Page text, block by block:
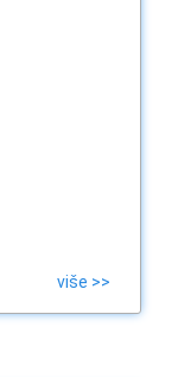
više >>